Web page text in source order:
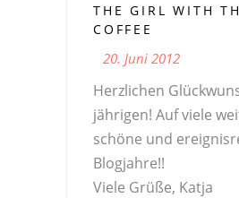
THE GIRL WITH
COFFEE
20. Juni 2012
Herzlichen
jährigen! Auf viele
schöne und
Blogjahre!!
Viele Grüße, Katja